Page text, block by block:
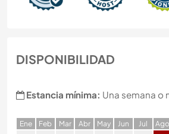
DISPONIBILIDAD
Estancia mínima: Una semana o
Ene Feb Mar Abr May Jun Jul Ago